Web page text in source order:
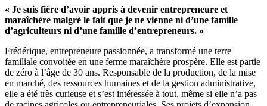
« Je suis fière d’avoir appris à devenir entrepreneure et
maraîchère malgré le fait que je ne vienne ni d’une famille
d’agriculteurs ni d’une famille d’entrepreneurs. »
Frédérique, entrepreneure passionnée, a transformé une terre
familiale convoitée en une ferme maraîchère prospère. Elle est partie
de zéro à l’âge de 30 ans. Responsable de la production, de la mise
en marché, des ressources humaines et de la gestion administrative,
elle a été très curieuse et s’est intéressée à tout, même si elle n’a pas